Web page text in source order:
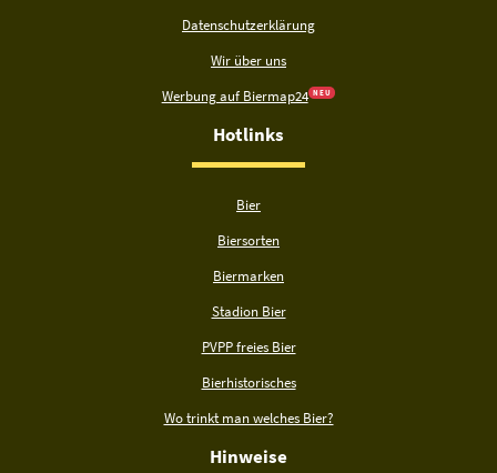
Datenschutzerklärung
Wir über uns
Werbung auf Biermap24 N E U
Hotlinks
Bier
Biersorten
Biermarken
Stadion Bier
PVPP freies Bier
Bierhistorisches
Wo trinkt man welches Bier?
Hinweise